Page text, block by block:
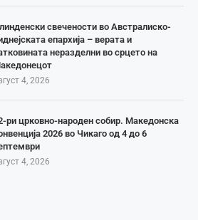
свечености во Австралиско-
епархија – верата и
неразделни во срцето на
4, 2026
ри црковно-народен собир. Македонска
2026 во Чикаго од 4 до 6
4, 2026